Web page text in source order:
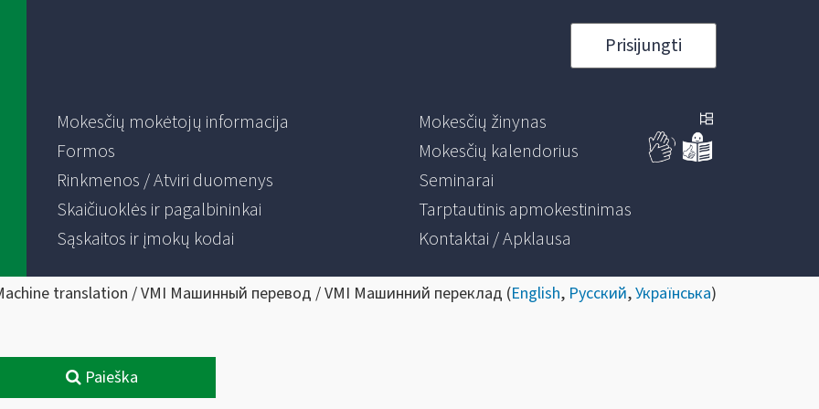
Prisijungti
Mokesčių mokėtojų informacija
Formos
Rinkmenos / Atviri duomenys
Skaičiuoklės ir pagalbininkai
Sąskaitos ir įmokų kodai
Mokesčių žinynas
Mokesčių kalendorius
Seminarai
Tarptautinis apmokestinimas
Kontaktai / Apklausa
translation / VMI Машинный перевод / VMI Машинний переклад (English, Русский,Українська)
Paieška